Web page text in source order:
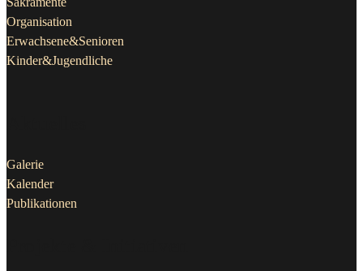
Organisation
Erwachsene&Senioren
Kinder&Jugendliche
Galerie
Kalender
Publikationen